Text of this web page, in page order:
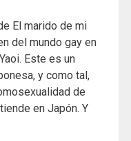
El marido de mi
del mundo gay en
Este es un
y como tal,
de
en Japón. Y